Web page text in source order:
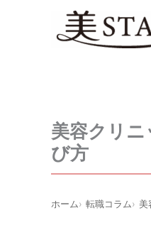
美容クリニ
び方
ホーム 転職コラム 美